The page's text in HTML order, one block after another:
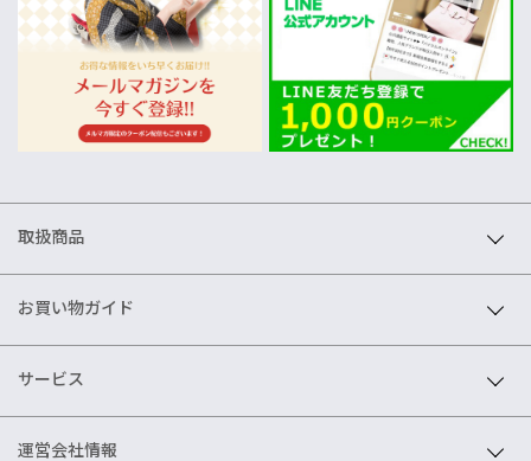
取扱商品
お買い物ガイド
サービス
運営会社情報